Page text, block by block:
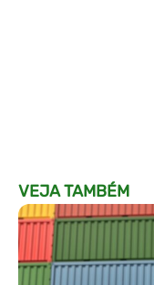
VEJA TAMBÉM